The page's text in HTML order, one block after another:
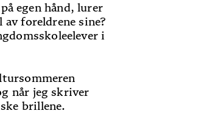
egen hånd, lurer
foreldrene sine?
i
når jeg skriver
brillene.